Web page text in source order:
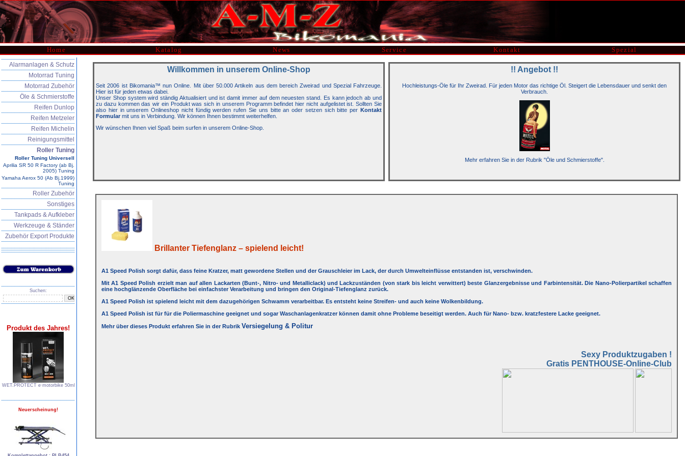
Home Katalog News Service Kontakt Spezial
Alarmanlagen & Schutz
Motorrad Tuning
Motorrad Zubehör
Öle & Schmierstoffe
Reifen Dunlop
Reifen Metzeler
Reifen Michelin
Reinigungsmittel
Roller Tuning
Roller Tuning Universell
Aprilia SR 50 R Factory (ab Bj.
2005) Tuning
Yamaha Aerox 50 (Ab Bj.1999)
Tuning
Roller Zubehör
Sonstiges
Tankpads & Aufkleber
Werkzeuge & Ständer
Zubehör Export Produkte
Suchen:
Produkt des Jahres!
WET.PROTECT e∙motorbike 50ml
Neuerscheinung!
Willkommen in unserem Online-Shop
Seit 2006 ist Bikomania™ nun Online. Mit über 50.000 Artikeln aus dem bereich Zweirad und Spezial Fahrzeuge.
Hier ist für jeden etwas dabei.
Unser Shop system wird ständig Aktualisiert und ist damit immer auf dem neuesten stand. Es kann jedoch ab und
zu dazu kommen das wir ein Produkt was sich in unserem Programm befindet hier nicht aufgelistet ist. Sollten Sie
also hier in unserem Onlineshop nicht fündig werden rufen Sie uns bitte an oder setzen sich bitte per Kontakt
Formularmit uns in Verbindung. Wir können Ihnen bestimmt weiterhelfen.
Wir wünschen Ihnen viel Spaß beim surfen in unserem Online-Shop.
!! Angebot !!
Hochleistungs-Öle für Ihr Zweirad. Für jeden Motor das richtige Öl. Steigert die Lebensdauer und senkt den
Verbrauch.
Mehr erfahren Sie in der Rubrik "Öle und Schmierstoffe".
Brillanter Tiefenglanz – spielend leicht!
A1 Speed Polish sorgt dafür, dass feine Kratzer, matt gewordene Stellen und der Grauschleier im Lack, der durch Umwelteinflüsse entstanden ist, verschwinden.
Mit A1 Speed Polish erzielt man auf allen Lackarten (Bunt-, Nitro- und Metalliclack) und Lackzuständen (von stark bis leicht verwittert) beste Glanzergebnisse und Farbintensität. Die Nano-Polierpartikel schaffen
eine hochglänzende Oberfläche bei einfachster Verarbeitung und bringen den Original-Tiefenglanz zurück.
A1 Speed Polish ist spielend leicht mit dem dazugehörigen Schwamm verarbeitbar. Es entsteht keine Streifen- und auch keine Wolkenbildung.
A1 Speed Polish ist für für die Poliermaschine geeignet und sogar Waschanlagenkratzer können damit ohne Probleme beseitigt werden. Auch für Nano- bzw. kratzfestere Lacke geeignet.
Mehr über dieses Produkt erfahren Sie in der Rubrik Versiegelung & Politur
Sexy Produktzugaben !
Gratis PENTHOUSE-Online-Club